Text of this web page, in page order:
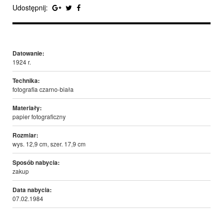
Udostępnij:
Datowanie:
1924 r.
Technika:
fotografia czarno-biała
Materiały:
papier fotograficzny
Rozmiar:
wys. 12,9 cm, szer. 17,9 cm
Sposób nabycia:
zakup
Data nabycia:
07.02.1984